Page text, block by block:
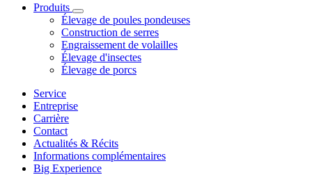
Produits
Élevage de poules pondeuses
Construction de serres
Engraissement de volailles
Élevage d'insectes
Élevage de porcs
Service
Entreprise
Carrière
Contact
Actualités & Récits
Informations complémentaires
Big Experience